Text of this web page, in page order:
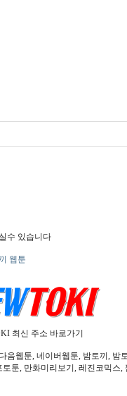
수 있습니다
웹툰
최신 주소 바로가기
웹툰, 네이버웹툰, 밤토끼, 밤
툰, 만화미리보기, 레진코믹스,